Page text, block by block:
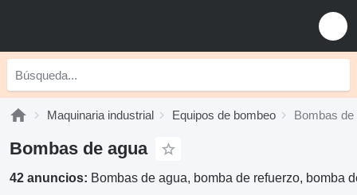
Maquinaria industrial Equipos de bombeo Bombas de
Bombas de agua
42 anuncios: Bombas de agua, bomba de refuerzo, bomba